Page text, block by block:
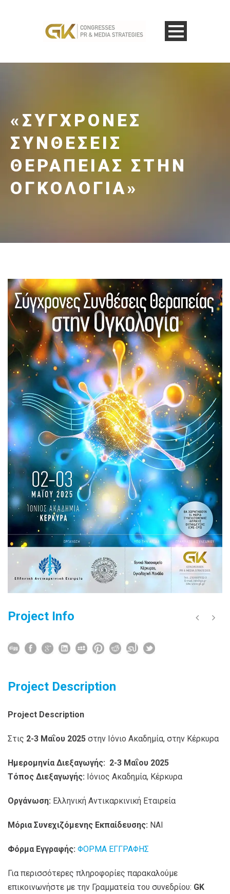
«ΣΎΓΧΡΟΝΕΣ
ΣΥΝΘΈΣΕΙΣ
ΘΕΡΑΠΕΊΑΣ ΣΤΗΝ
ΟΓΚΟΛΟΓΊΑ»
Project Info
Project Description
Project Description
Στις 2-3 Μαΐου 2025 στην Ιόνιο Ακαδημία, στην Κέρκυρα
Ημερομηνία Διεξαγωγής: 2-3 Μαΐου 2025
Τόπος Διεξαγωγής: Ιόνιος Ακαδημία, Κέρκυρα
Οργάνωση: Ελληνική Αντικαρκινική Εταιρεία
Μόρια Συνεχιζόμενης Εκπαίδευσης: ΝΑΙ
Φόρμα Εγγραφής: ΦΟΡΜΑ ΕΓΓΡΑΦΗΣ
Για περισσότερες πληροφορίες παρακαλούμε
επικοινωνήστε με την Γραμματεία του συνεδρίου: GK